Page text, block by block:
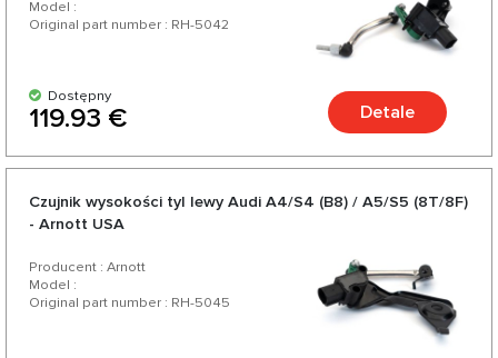
Model :
Original part number : RH-5042
Dostępny
119.93 € Detale
Czujnik wysokości tyl lewy Audi A4/S4 (B8) / A5/S5 (8T/8F)
- Arnott USA
Producent : Arnott
Model :
Original part number : RH-5045